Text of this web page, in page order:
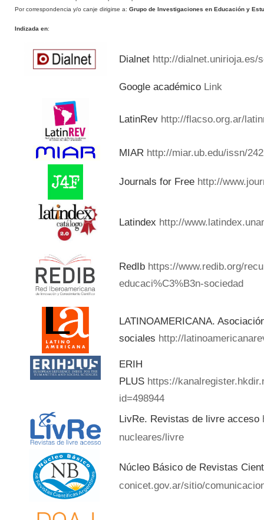
Por correspondencia y/o canje dirigirse a: Grupo de Investigaciones en Educación y
Indizada en:
Dialnet http://dialnet.unirioja.es/
Google académico Link
LatinRev http://flacso.org.ar/
MIAR http://miar.ub.edu/issn/
Journals for Free http://
Latindex http://
RedIb https://www.redib.org/
educaci%C3%B3n-sociedad
LATINOAMERICANA.
sociales http://
ERIH
PLUS https://
id=498944
LivRe. Revistas de livre acceso
nucleares/livre
Núcleo Básico de Revistas
conicet.gov.ar/sitio/